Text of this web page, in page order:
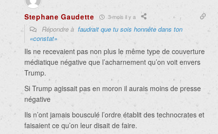
Stephane Gaudette 3 mois il y a
Répondre à faudrait que tu sois honnête dans ton
«constat»
Ils ne recevaient pas non plus le même type de couverture
médiatique négative que l’acharnement qu’on voit envers
Trump.
Si Trump agissait pas en moron il aurais moins de presse
négative
Ils n’ont jamais bousculé l’ordre établit des technocrates et
faisaient ce qu’on leur disait de faire.